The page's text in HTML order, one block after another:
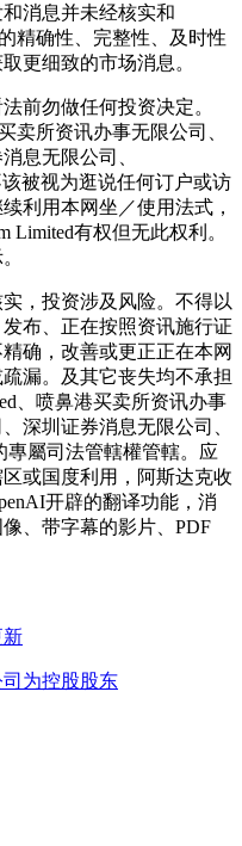
消息并未经核实和
精确性、完整性、及时性
更细致的市场消息。
勿做任何投资决定。
卖所资讯办事无限公司、
息无限公司、
该被视为逛说任何订户或访
利用本网坐／使用法式，
Limited有权但无此权利。
，投资涉及风险。不得以
布、正在按照资讯施行证
确，改善或更正正在本网
漏。及其它丧失均不承担
、喷鼻港买卖所资讯办事
深圳证券消息无限公司、
專屬司法管轄權管轄。应
或国度利用，阿斯达克收
开辟的翻译功能，消
、带字幕的影片、PDF
新
为控股股东